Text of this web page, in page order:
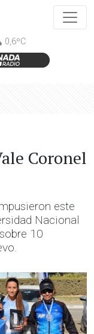
0,6ºC
Coronel
este
Nacional
10